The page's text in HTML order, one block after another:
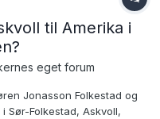
til Amerika i
eget forum
Jonasson Folkestad og
Sør-Folkestad, Askvoll,